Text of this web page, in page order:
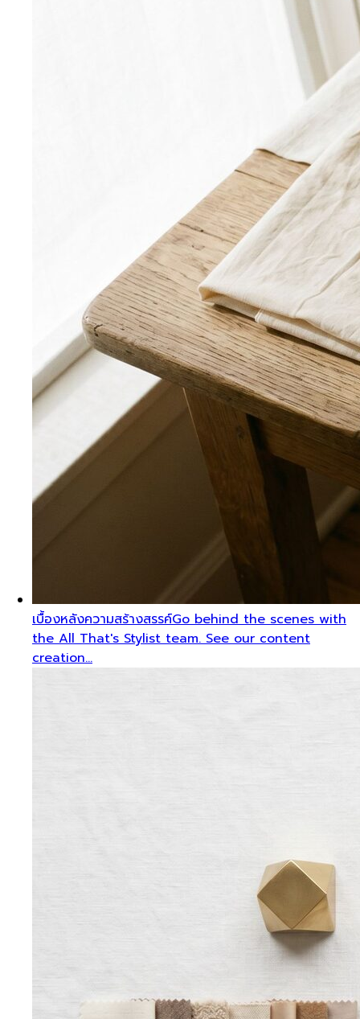
เบื้องหลังความสร้างสรรค์Go behind the scenes with
the All That's Stylist team. See our content
creation…